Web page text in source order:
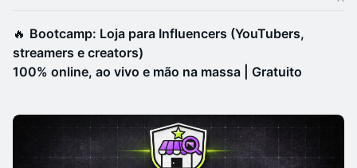
🔥 Bootcamp: Loja para Influencers (YouTubers,
streamers e creators)
100% online, ao vivo e mão na massa | Gratuito